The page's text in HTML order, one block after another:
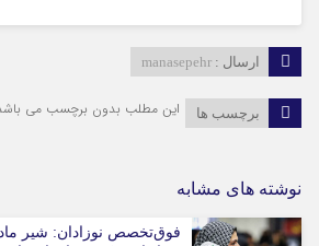
ارسال : manasepehr
برچسب ها این مطلب بدون برچسب می
نوشته های مشابه
فوق‌تخصص نوزادان: شیر